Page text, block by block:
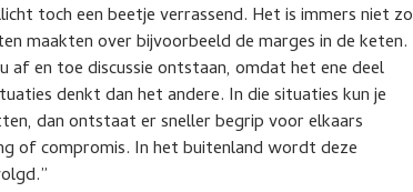
toch een beetje verrassend. Het is immers niet zo
maakten over bijvoorbeeld de marges in de keten.
af en toe discussie ontstaan, omdat het ene deel
denkt dan het andere. In die situaties kun je
dan ontstaat er sneller begrip voor elkaars
of compromis. In het buitenland wordt deze